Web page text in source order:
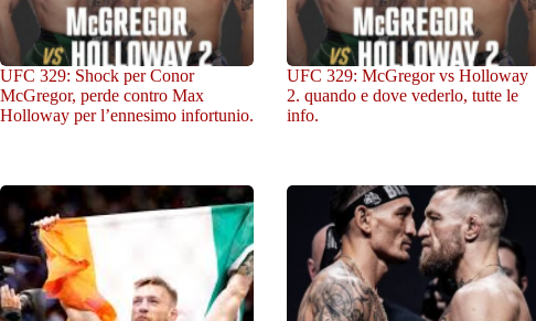
UFC 329: Shock per Conor
McGregor, perde contro Max
Holloway per l’ennesimo infortunio.
UFC 329: McGregor vs Holloway
2. quando e dove vederlo, tutte le
info.